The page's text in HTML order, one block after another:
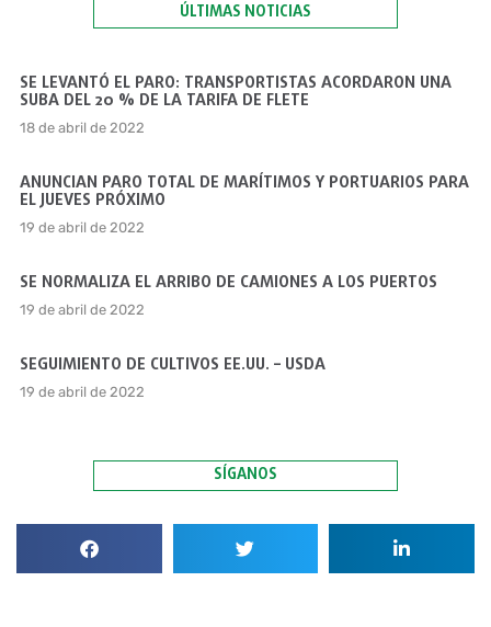
ÚLTIMAS NOTICIAS
SE LEVANTÓ EL PARO: TRANSPORTISTAS ACORDARON UNA
SUBA DEL 20 % DE LA TARIFA DE FLETE
18 de abril de 2022
ANUNCIAN PARO TOTAL DE MARÍTIMOS Y PORTUARIOS PARA
EL JUEVES PRÓXIMO
19 de abril de 2022
SE NORMALIZA EL ARRIBO DE CAMIONES A LOS PUERTOS
19 de abril de 2022
SEGUIMIENTO DE CULTIVOS EE.UU. – USDA
19 de abril de 2022
SÍGANOS